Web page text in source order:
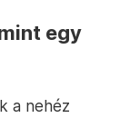
egy
a nehéz